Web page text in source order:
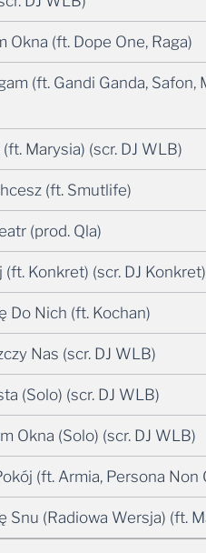
Okna (ft. Dope One, Raga)
(ft. Gandi Ganda, Safon,
Marysia) (scr. DJ WLB)
(ft. Smutlife)
(prod. Qla)
(ft. Konkret) (scr. DJ Konkret)
Do Nich (ft. Kochan)
Nas (scr. DJ WLB)
(Solo) (scr. DJ WLB)
Okna (Solo) (scr. DJ WLB)
(ft. Armia, Persona Non
Snu (Radiowa Wersja) (ft.